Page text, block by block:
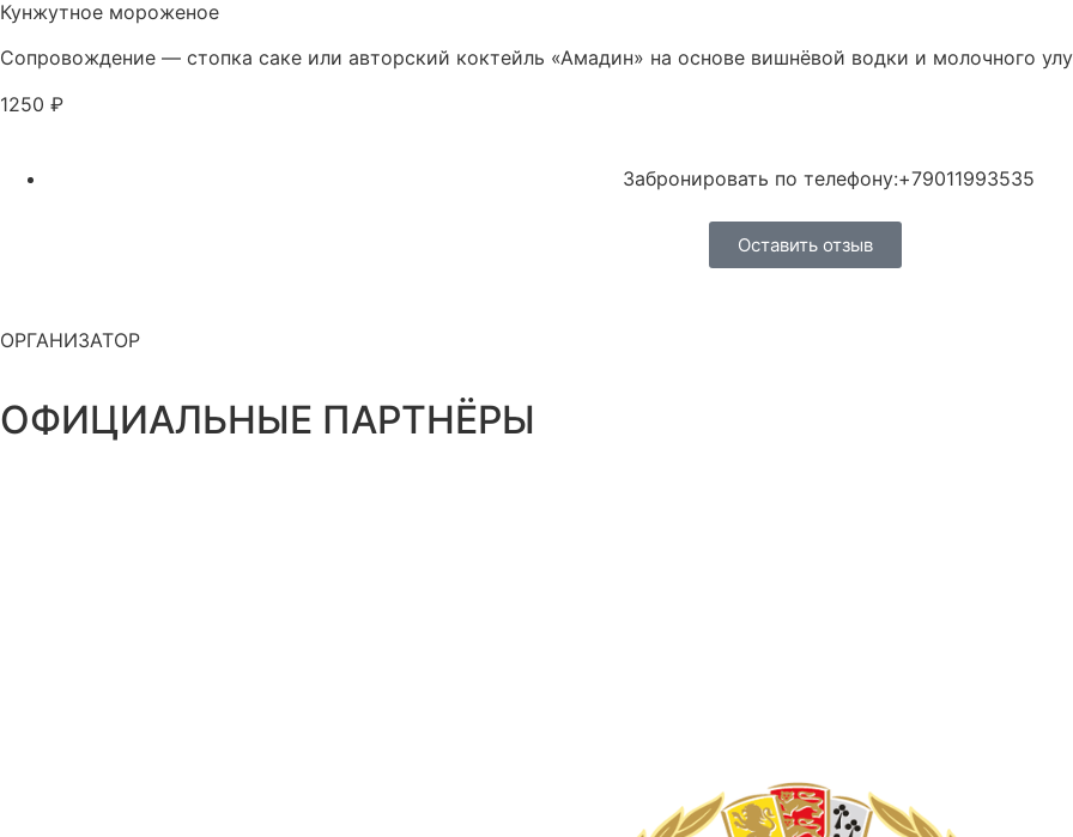
Кунжутное мороженое
Сопровождение — стопка саке или авторский коктейль «Амадин» на основе вишнёвой водки и молочного
1250 ₽
Забронировать по телефону:+79011993535
Оставить отзыв
ОРГАНИЗАТОР
ОФИЦИАЛЬНЫЕ ПАРТНЁРЫ